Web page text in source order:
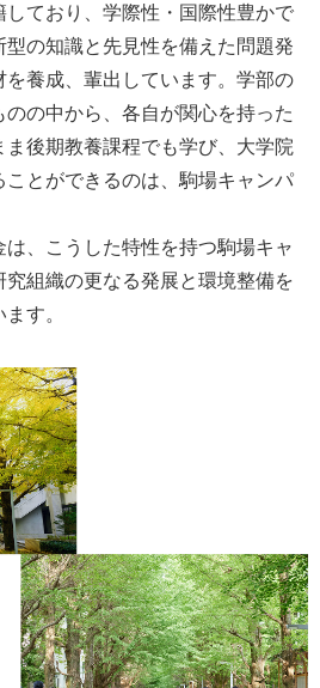
しており、学際性・国際性豊かで
の知識と先見性を備えた問題発
養成、輩出しています。学部の
の中から、各自が関心を持った
後期教養課程でも学び、大学院
とができるのは、駒場キャンパ
、こうした特性を持つ駒場キャ
組織の更なる発展と環境整備を
す。